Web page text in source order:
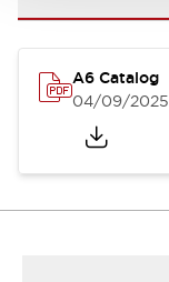
A6 Catalog
04/09/2025